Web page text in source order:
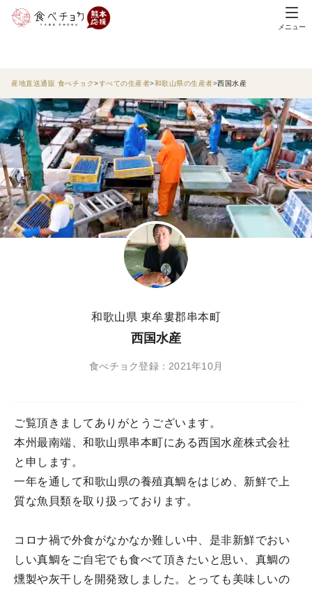
メニュー
産地直送通販 食べチョク すべての生産者 和歌山県の生産者 西国水産
和歌山県 東牟婁郡串本町
西国水産
食べチョク登録：2021年10月
ご覧頂きましてありがとうございます。
本州最南端、和歌山県串本町にある西国水産株式会社
と申します。
一年を通して和歌山県の養殖真鯛をはじめ、新鮮で上
質な魚貝類を取り扱っております。
コロナ禍で外食がなかなか難しい中、是非新鮮でおい
しい真鯛をご自宅でも食べて頂きたいと思い、真鯛の
燻製や灰干しを開発致しました。とっても美味しいの